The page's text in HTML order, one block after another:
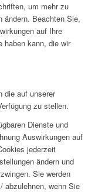
um mehr zu
ändern. Beachten Sie,
auf Ihre
haben kann, die wir
die auf unserer
zu stellen.
Dienste und
Auswirkungen auf
jederzeit
ändern und
Sie werden
abzulehnen, wenn Sie